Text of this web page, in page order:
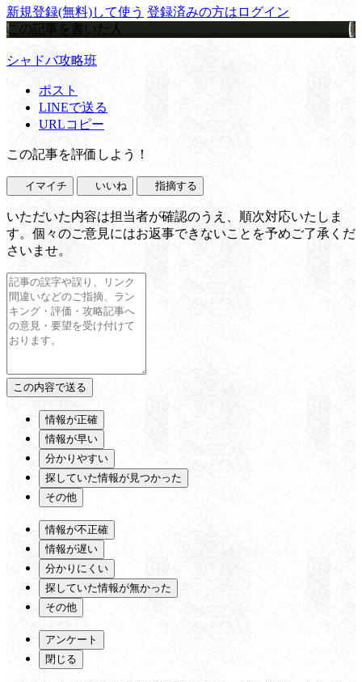
新規登録(無料)して使う 登録済みの方はログイン
この記事を書いた人
シャドバ攻略班
ポスト
LINEで送る
URLコピー
この記事を評価しよう！
イマイチ いいね 指摘する
いただいた内容は担当者が確認のうえ、順次対応いたしま
す。個々のご意見にはお返事できないことを予めご了承くだ
さいませ。
情報が正確
情報が早い
分かりやすい
探していた情報が見つかった
その他
情報が不正確
情報が遅い
分かりにくい
探していた情報が無かった
その他
アンケート
閉じる